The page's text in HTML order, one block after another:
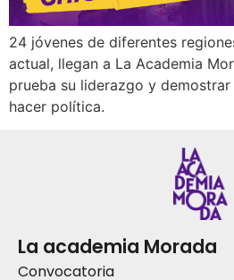
24 jóvenes de diferentes
actual, llegan a La Academia
prueba su liderazgo y
hacer política.
La academia Morada
Convocatoria